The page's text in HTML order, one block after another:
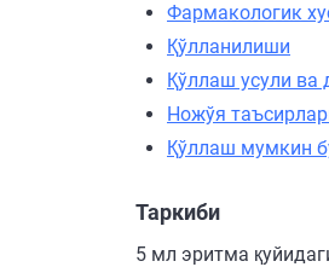
Фармакологик
Қўлланилиши
Қўллаш усули ва
Ножўя
Қўллаш мумкин
Таркиби
5 мл эритма